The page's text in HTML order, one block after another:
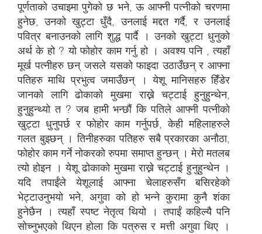
पूर्णताको उचाइमा पुगेको छ भने, ऊ आफ्नी पत्नीको चरणमा
हुनेछ, उनको खुट्टा धुँदै, उनलाई मद्दत गर्दै, र उनलाई
पवित्र बनाउनको लागि शुद्ध पार्दै । उनको खुट्टा धुनुको
अर्थ के हो ? यो फोहोर काम गर्नु हो । अवश्य पनि , त्यहाँ
मूर्ख पत्नीहरु छन् जसले यसको फाइदा उठाउँछन् र आफ्ना
पतिहरु माथि प्रभुत्व जमाउँछन् । येशू मानिसहरु हिँडेर
जानको लागि ढोकाको मुखमा राख्ने चट्टाई हुनुहुन्थेन,
हुनुहुन्थ्यो त ? जब हामी भन्छौं कि पतिले आफ्नी पत्नीको
खुट्टा धुनुपर्छ र फोहोर काम गर्नुपर्छ, केही महिलाहरुले
गलत बुझ्छन् । तिनीहरुका पतिहरु सबै प्रकारका अनौठा,
फोहोर काम गर्ने नोकरको रुपमा समाप्त हुन्छन् । मेरो मतलब
त्यो होइन । येशू ढोकाको मुखमा राख्ने चट्टाई हुनुहुन्थेन ।
यदि तपाईंले येशूलाई आफ्ना चेलाहरुसँग बसिरहेको
भेट्टाउनुभयो भने, अगुवा को हो भन्ने कुरामा कुनै शंका
हुनेछैन । त्यहाँ स्पष्ट नेतृत्व थियो । तपाईं कहिल्यै पनि
सोच्नुभएको थिएन होला कि पत्रुस र मत्ती अगुवा थिए ।